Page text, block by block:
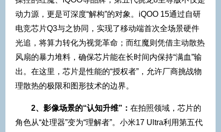
动力源，更是可深度“解构”的对象。iQOO 15通过自研
电竞芯片Q3与之协同，实现了移动端首次全场景硬件
光追，将算力转化为视觉革命；而红魔则凭借主动散热
风扇的暴力堆料，确保芯片能在长时间内保持“满血”输
出。在这里，芯片是性能的“授权者”，允许厂商挑战物
理散热的极限和图形技术的边界。
2、影像场景的“认知升维”： 在拍照领域，芯片的
角色从“处理器”变为“理解者”。小米17 Ultra利用第五代